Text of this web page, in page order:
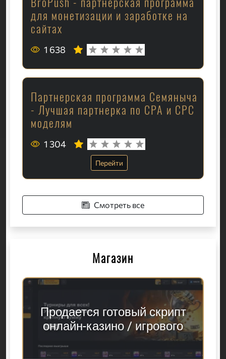
для монетизации и заработке на
сайтах
1 638
Партнерская программа Семяныча
- Лучшая партнерка по CPA и CPC
моделям
1 304
Перейти
Смотреть все
Магазин
Продается готовый скрипт
онлайн-казино / игрового